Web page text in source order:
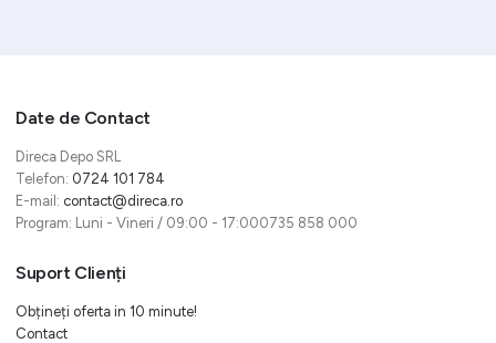
Date de Contact
Direca Depo SRL
Telefon: 0724 101 784
E-mail: contact@direca.ro
Program: Luni - Vineri / 09:00 - 17:000735 858 000
Suport Clienți
Obțineți oferta in 10 minute!
Contact